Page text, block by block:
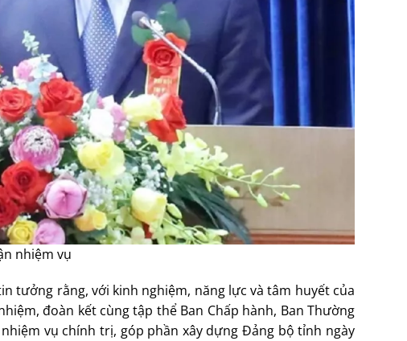
nhiệm vụ
tưởng rằng, với kinh nghiệm, năng lực và tâm huyết của
đoàn kết cùng tập thể Ban Chấp hành, Ban Thường
vụ chính trị, góp phần xây dựng Đảng bộ tỉnh ngày